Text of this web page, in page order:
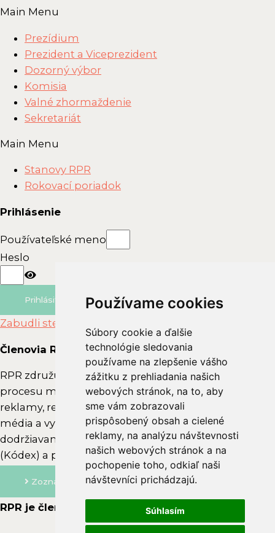
Používame cookies
Súbory cookie a ďalšie
technológie sledovania
používame na zlepšenie vášho
zážitku z prehliadania našich
webových stránok, na to, aby
sme vám zobrazovali
prispôsobený obsah a cielené
reklamy, na analýzu návštevnosti
našich webových stránok a na
pochopenie toho, odkiaľ naši
návštevníci prichádzajú.
Súhlasím
Používame cookies
Súbory cookie a ďalšie
technológie sledovania
používame na zlepšenie vášho
zážitku z prehliadania našich
webových stránok, na to, aby
sme vám zobrazovali
prispôsobený obsah a cielené
reklamy, na analýzu návštevnosti
našich webových stránok a na
pochopenie toho, odkiaľ naši
návštevníci prichádzajú.
Súhlasím
Main Menu
Prezídium
Prezident a Viceprezident
Dozorný výbor
Komisia
Valné zhormaždenie
Sekretariát
Main Menu
Stanovy RPR
Rokovací poriadok
Prihlásenie
Používateľské meno
Heslo
Prihlásiť sa
Zabudli ste heslo?
Členovia RPR
RPR združuje subjekty, ktoré aktívne vstupujú do
procesu marketingovej komunikácie – zadávateľov
reklamy, reklamné agentúry, branžové asociácie,
média a vysielateľov. Členovia RPR sa zaviazali k
dodržiavaniu
Etického kódexu reklamnej praxe
(Kódex) a posilňovaniu dobrého mena reklamy.
Zoznam členov
RPR je členom